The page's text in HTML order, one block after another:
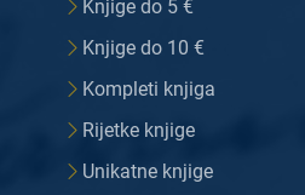
Knjige do 5 €
Knjige do 10 €
Kompleti knjiga
Rijetke knjige
Unikatne knjige